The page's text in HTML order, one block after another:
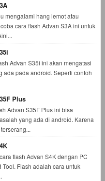
mengalami hang lemot atau
cara flash Advan S3A ini untuk
Advan S35i ini akan mengatasi
ada pada android. Seperti contoh
Plus
Advan S35F Plus ini bisa
yang ada di android. Karena
flash Advan S4K dengan PC
Flash adalah cara untuk